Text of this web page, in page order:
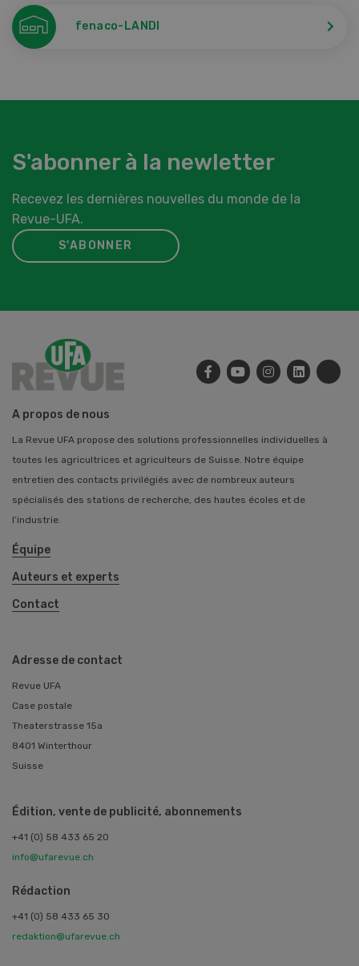
fenaco-LANDI
S'abonner à la newletter
Recevez les dernières nouvelles du monde de la
Revue-UFA.
S'ABONNER
A propos de nous
La Revue UFA propose des solutions professionnelles individuelles à
toutes les agricultrices et agriculteurs de Suisse. Notre équipe
entretien des contacts privilégiés avec de nombreux auteurs
spécialisés des stations de recherche, des hautes écoles et de
l’industrie.
Équipe
Auteurs et experts
Contact
Adresse de contact
Revue UFA
Case postale
Theaterstrasse 15a
8401 Winterthour
Suisse
Édition, vente de publicité, abonnements
+41 (0) 58 433 65 20
info@ufarevue.ch
Rédaction
+41 (0) 58 433 65 30
redaktion@ufarevue.ch